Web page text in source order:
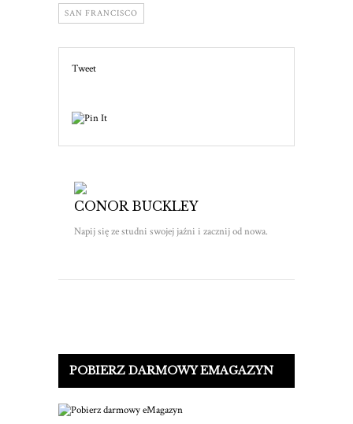
SAN FRANCISCO
Tweet
CONOR BUCKLEY
Napij się ze studni swojej jaźni i zacznij od nowa.
POBIERZ DARMOWY EMAGAZYN